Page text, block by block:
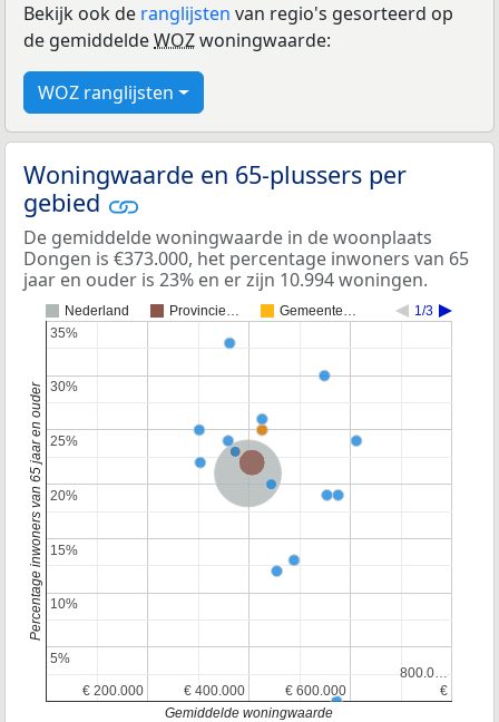
Bekijk ook de ranglijsten van regio's gesorteerd op
de gemiddeldeWOZwoningwaarde:
WOZ ranglijsten
Woningwaarde en 65-plussers per
gebied
De gemiddelde woningwaarde in de woonplaats
Dongen is €373.000, het percentage inwoners van 65
jaar en ouder is 23% en er zijn 10.994 woningen.
Nederland Provincie… Gemeente… 1/3
Nederland
Provincie Noord-Brabant
€ 200.000
€ 200.000 € 400.000
€ 400.000 € 600.000
€ 600.000 €
€
800.0…
800.0…
5%
5%
10%
10%
15%
15%
20%
20%
25%
25%
30%
30%
35%
35%
Gemiddelde woningwaarde
Percentage inwoners van 65 jaar en ouder